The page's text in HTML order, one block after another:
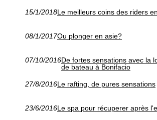
15/1/2018Le meilleurs coins des riders
08/1/2017Ou plonger en asie?
07/10/2016De fortes sensations avec la
de bateau à Bonifacio
27/8/2016Le rafting, de pures sensations
23/6/2016Le spa pour récuperer après